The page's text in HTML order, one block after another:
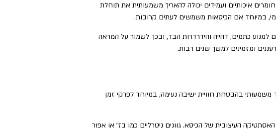
איכותיים ועמידים יכולה להאריך משמעותית את תוחלת
במיוחד אם הכיסאות משמשים לעתים קרובות.
למנוע כתמים, דהייה והידרדרות הבד, ובכך לשמור על המראה
ומזמינים למשך שנים רבות.
בהבטחת חוויית ישיבה נעימה, במיוחד לפרקי זמן
העיצובית של הכיסא. גוונים ניטרליים כמו בז' או אפור